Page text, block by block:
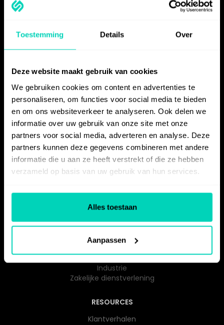
Toestemming Details Over
Deze website maakt gebruik van cookies
We gebruiken cookies om content en advertenties te
personaliseren, om functies voor social media te bieden
en om ons websiteverkeer te analyseren. Ook delen we
informatie over uw gebruik van onze site met onze
partners voor social media, adverteren en analyse. Deze
partners kunnen deze gegevens combineren met andere
informatie die u aan ze heeft verstrekt of die ze hebben
verzameld op basis van uw gebruik van hun services.
Alles toestaan
Aanpassen
Functionaliteiten
Handleidingen
Delen
Insluiten
Kwaliteit & Actualiteit
Integraties
Mogelijkheden voor
instructiemateriaal
BRANCHES
Zorg
Overheid
Woningcorporaties
Industrie
Zakelijke dienstverlening
RESOURCES
Klantverhalen